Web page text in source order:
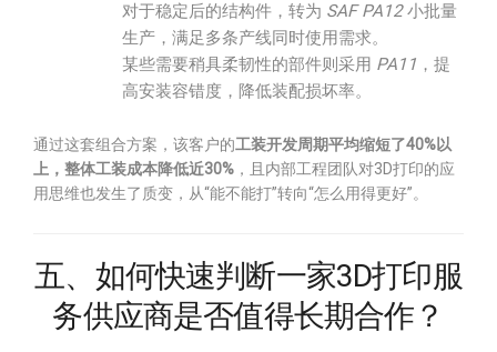
对于稳定后的结构件，转为 SAF PA12小批量
生产，满足多条产线同时使用需求。
某些需要稍具柔韧性的部件则采用 PA11 ，提
高安装容错度，降低装配损坏率。
通过这套组合方案，该客户的工装开发周期平均缩短了40%以
上，整体工装成本降低近30% ，且内部工程团队对3D打印的应
用思维也发生了质变，从“能不能打”转向“怎么用得更好”。
五、如何快速判断一家3D打印服
务供应商是否值得长期合作？